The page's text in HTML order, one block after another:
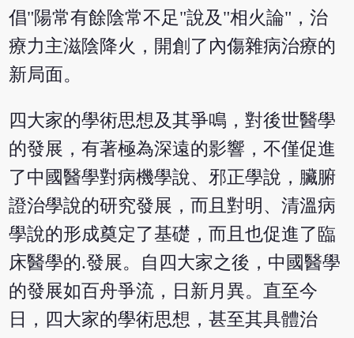
倡"陽常有餘陰常不足"說及"相火論"，治
療力主滋陰降火，開創了內傷雜病治療的
新局面。
四大家的學術思想及其爭鳴，對後世醫學
的發展，有著極為深遠的影響，不僅促進
了中國醫學對病機學說、邪正學說，臟腑
證治學說的研究發展，而且對明、清溫病
學說的形成奠定了基礎，而且也促進了臨
床醫學的.發展。自四大家之後，中國醫學
的發展如百舟爭流，日新月異。直至今
日，四大家的學術思想，甚至其具體治